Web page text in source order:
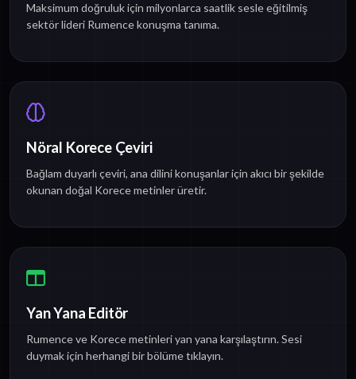
Maksimum doğruluk için milyonlarca saatlik sesle eğitilmiş
sektör lideri Rumence konuşma tanıma.
Nöral Korece Çeviri
Bağlam duyarlı çeviri, ana dilini konuşanlar için akıcı bir şekilde
okunan doğal Korece metinler üretir.
Yan Yana Editör
Rumence ve Korece metinleri yan yana karşılaştırın. Sesi
duymak için herhangi bir bölüme tıklayın.